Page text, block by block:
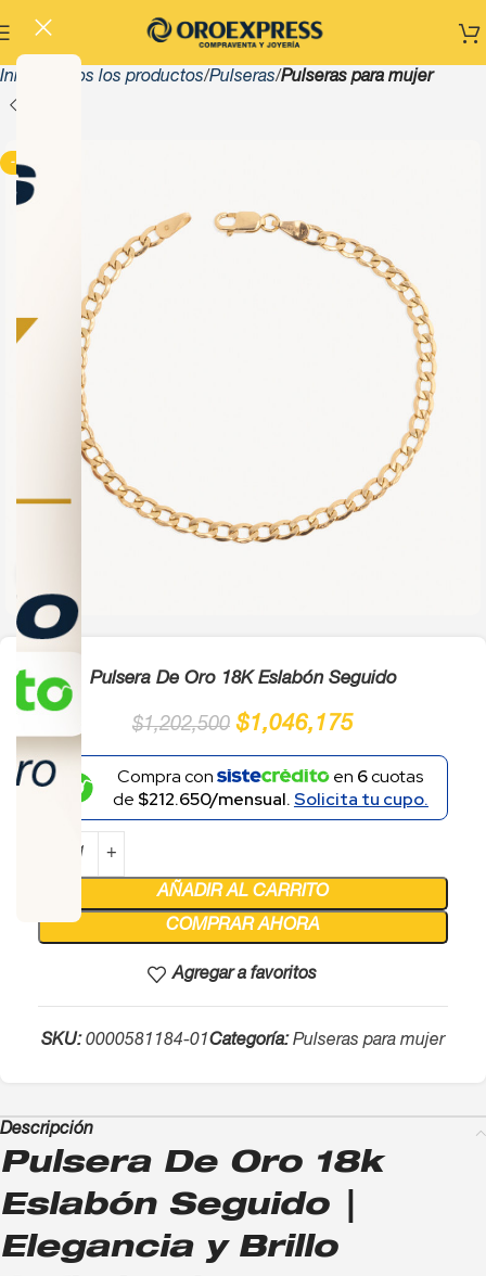
Inicio Todos los productos Pulseras Pulseras para mujer
-13%
Pulsera De Oro 18K Eslabón Seguido
$1,202,500 $1,046,175
Compra con en 6cuotas
de $212.650/mensual.Solicita tu cupo.
AÑADIR AL CARRITO
COMPRAR AHORA
Agregar a favoritos
SKU:0000581184-01Categoría: Pulseras para mujer
Descripción
Pulsera De Oro 18k
Eslabón Seguido |
Elegancia y Brillo